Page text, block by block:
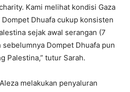
Kami melihat kondisi Gaza
Dhuafa cukup konsisten
sejak awal serangan (7
Dompet Dhuafa pun
Palestina,” tutur Sarah.
melakukan penyaluran